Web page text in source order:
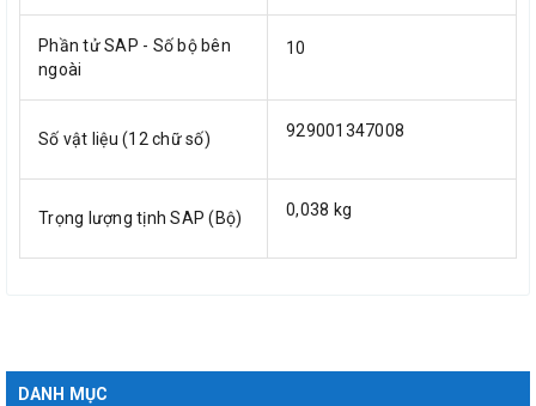
Phần tử SAP - Số bộ bên
ngoài
10
Số vật liệu (12 chữ số) 929001347008
Trọng lượng tịnh SAP (Bộ) 0,038 kg
DANH MỤC